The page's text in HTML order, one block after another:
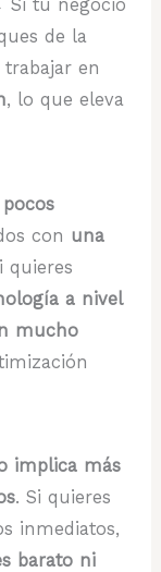
tu negocio
de la
en
, lo que eleva
con una
quieres
a nivel
mucho
implica más
. Si quieres
inmediatos,
barato ni